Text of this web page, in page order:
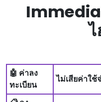
🤖 ค่าลง
ทะเบียน
ไม่เสียค่าใช้